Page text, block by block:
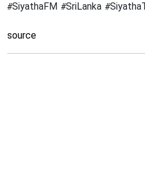
#SiyathaFM #SriLanka
source